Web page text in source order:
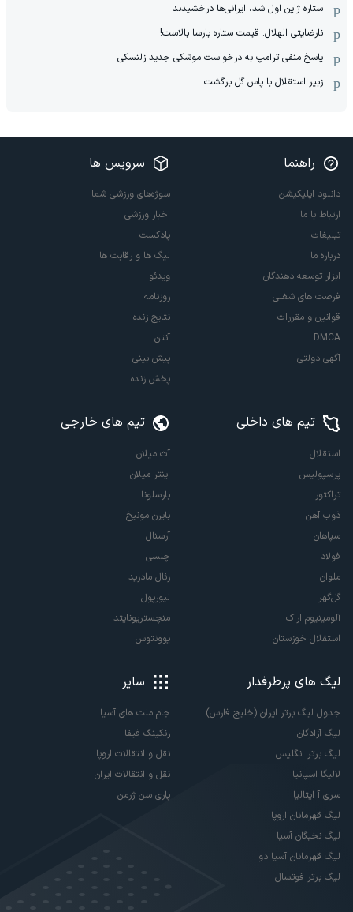
ستاره ژاپن اول شد، ایرانی‌ها درخشیدند
نارضایتی الهلال: قیمت ستاره بارسا بالاست!
پاسخ منفی ترامپ به درخواست موشکی جدید زلنسکی
زبیر استقلال با پاس گل برگشت
راهنما
دانلود اپلیکیشن
ارتباط با ما
تبلیغات
درباره ما
ابزار توسعه دهندگان
فرصت های شغلی
قوانین و مقررات
DMCA
آگهی دولتی
سرویس ها
سوژه‌های ورزشی شما
اخبار ورزشی
پادکست
لیگ ها و رقابت ها
ویدئو
روزنامه
نتایج زنده
آنتن
پیش بینی
پخش زنده
تیم های داخلی
استقلال
پرسپولیس
تراکتور
ذوب آهن
سپاهان
فولاد
ملوان
گل‌گهر
آلومینیوم اراک
استقلال خوزستان
تیم های خارجی
آث میلان
اینتر میلان
بارسلونا
بایرن مونیخ
آرسنال
چلسی
رئال مادرید
لیورپول
منچستریونایتد
یوونتوس
لیگ های پرطرفدار
جدول لیگ برتر ایران (خلیج فارس)
لیگ آزادگان
لیگ برتر انگلیس
لالیگا اسپانیا
سری آ ایتالیا
لیگ قهرمانان اروپا
لیگ نخبگان آسیا
لیگ قهرمانان آسیا دو
لیگ برتر فوتسال
سایر
جام ملت های آسیا
رنکینگ فیفا
نقل و انتقالات اروپا
نقل و انتقالات ایران
پاری سن ژرمن